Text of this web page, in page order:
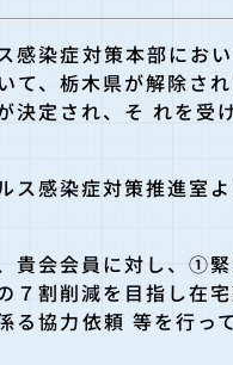
感染症対策本部にお
て、栃木県が解除さ
決定され、そ れを受
ス感染症対策推進室
貴会会員に対し、①
割削減を目指し在
る協力依頼 等を行っ